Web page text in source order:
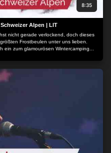
8:35
Alpen | LIT
nicht gerade verlockend, doch dieses
Frostbeulen unter uns lieben.
ein zum glamourösen Wintercamping...